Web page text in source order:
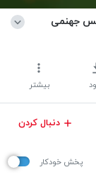
| رئس جهنمی
بیشتر
دنبال کردن
پخش خودکار